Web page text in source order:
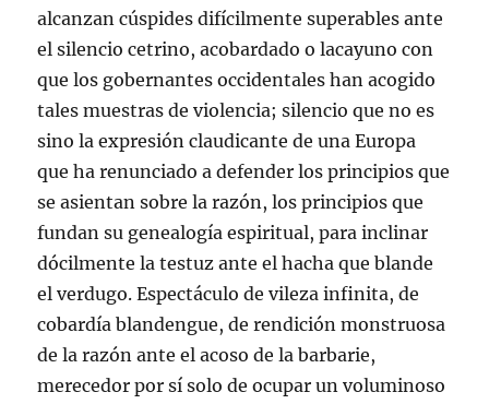
alcanzan cúspides difícilmente superables ante
el silencio cetrino, acobardado o lacayuno con
que los gobernantes occidentales han acogido
tales muestras de violencia; silencio que no es
sino la expresión claudicante de una Europa
que ha renunciado a defender los principios que
se asientan sobre la razón, los principios que
fundan su genealogía espiritual, para inclinar
dócilmente la testuz ante el hacha que blande
el verdugo. Espectáculo de vileza infinita, de
cobardía blandengue, de rendición monstruosa
de la razón ante el acoso de la barbarie,
merecedor por sí solo de ocupar un voluminoso